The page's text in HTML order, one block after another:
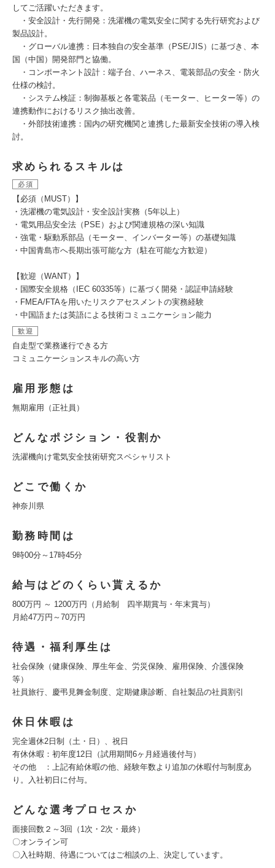
してご活躍いただきます。
・安全設計・先行開発：洗濯機の電気安全に関する先行研究および
製品設計。
・グローバル連携：日本独自の安全基準（PSE/JIS）に基づき、本
国（中国）開発部門と協働。
・コンポーネント設計：端子台、ハーネス、電装部品の安全・防火
仕様の検討。
・システム検証：制御基板と各電装品（モーター、ヒーター等）の
連携動作におけるリスク抽出改善。
・外部技術連携：国内の研究機関と連携した最新安全技術の導入検
討。
求められるスキルは
必須
【必須（MUST）】
・洗濯機の電気設計・安全設計実務（5年以上）
・電気用品安全法（PSE）および関連規格の深い知識
・強電・駆動系部品（モーター、インバーター等）の基礎知識
・中国青島市へ長期出張可能な方（駐在可能な方歓迎）
【歓迎（WANT）】
・国際安全規格（IEC 60335等）に基づく開発・認証申請経験
・FMEA/FTAを用いたリスクアセスメントの実務経験
・中国語または英語による技術コミュニケーション能力
歓迎
自走型で業務遂行できる方
コミュニケーションスキルの高い方
雇用形態は
無期雇用（正社員）
どんなポジション・役割か
洗濯機向け電気安全技術研究スペシャリスト
どこで働くか
神奈川県
勤務時間は
9時00分～17時45分
給与はどのくらい貰えるか
800万円 ～ 1200万円（月給制 四半期賞与・年末賞与）
月給47万円～70万円
待遇・福利厚生は
社会保険（健康保険、厚生年金、労災保険、雇用保険、介護保険
等）
社員旅行、慶弔見舞金制度、定期健康診断、自社製品の社員割引
休日休暇は
完全週休2日制（土・日）、祝日
有休休暇：初年度12日（試用期間6ヶ月経過後付与）
その他 ：上記有給休暇の他、経験年数より追加の休暇付与制度あ
り。入社初日に付与。
どんな選考プロセスか
面接回数２～3回（1次・2次・最終）
〇オンライン可
〇入社時期、待遇についてはご相談の上、決定しています。